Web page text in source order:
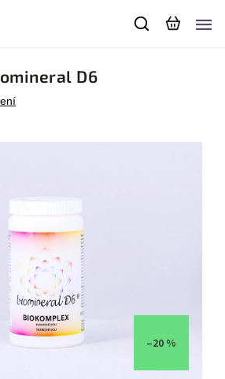
D6
–20 %